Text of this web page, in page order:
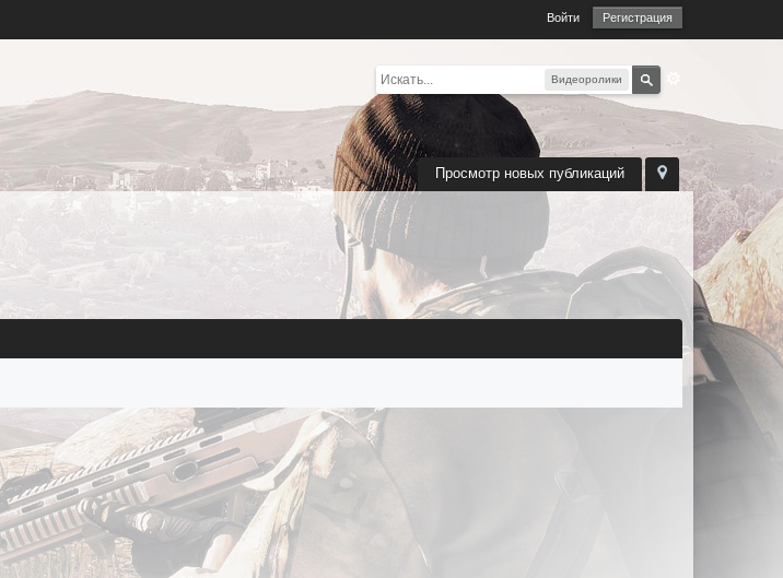
Войти Регистрация
Видеоролики
Просмотр новых публикаций